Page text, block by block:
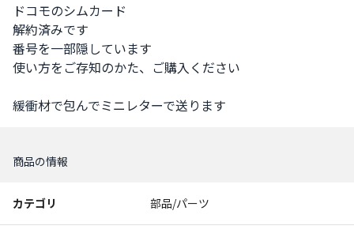
ドコモのシムカード
解約済みです
番号を一部隠しています
使い方をご存知のかた、ご購入ください
緩衝材で包んでミニレターで送ります
商品の情報
カテゴリ 部品/パーツ